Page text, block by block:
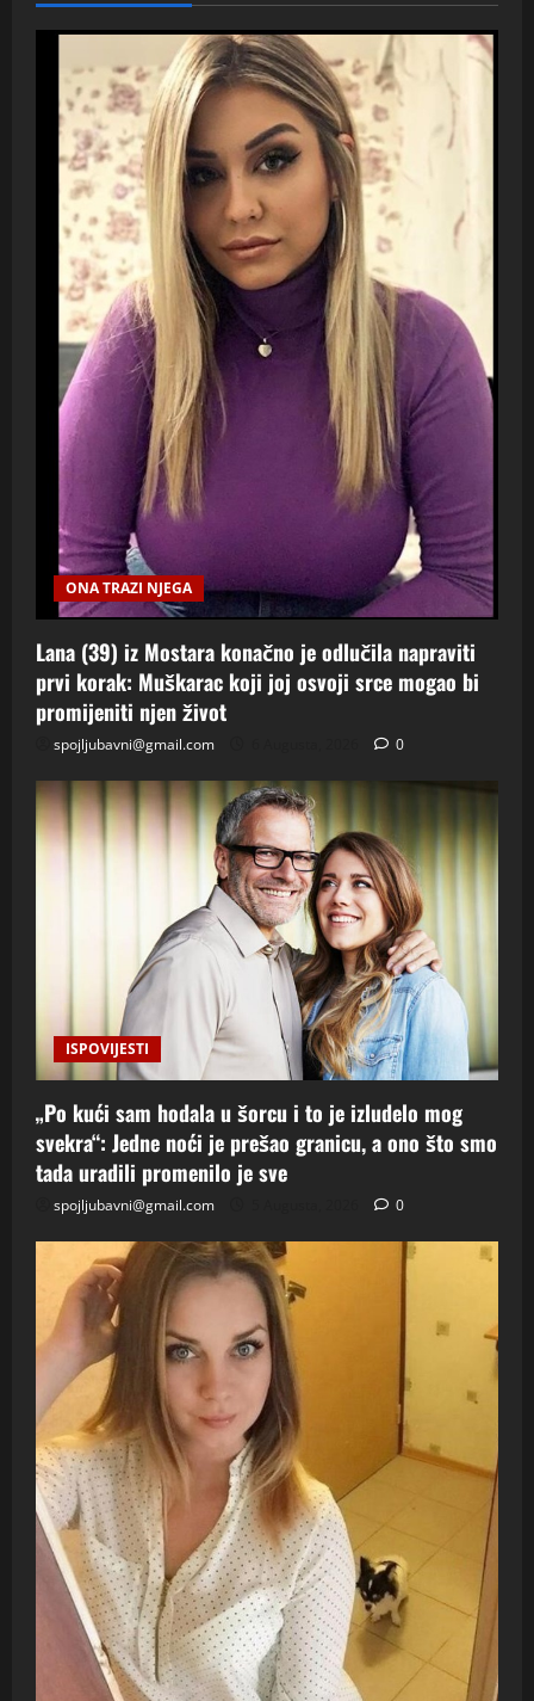
ONA TRAZI NJEGA
Lana (39) iz Mostara konačno je odlučila napraviti
prvi korak: Muškarac koji joj osvoji srce mogao bi
promijeniti njen život
spojljubavni@gmail.com 0
ISPOVIJESTI
„Po kući sam hodala u šorcu i to je izludelo mog
svekra“: Jedne noći je prešao granicu, a ono što smo
tada uradili promenilo je sve
spojljubavni@gmail.com 0